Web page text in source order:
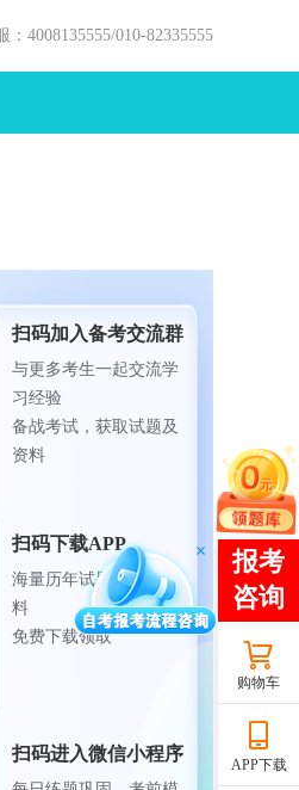
：4008135555/010-82335555
扫码加入备考交流群
与更多考生一起交流学
习经验
备战考试，获取试题及
资料
扫码下载APP
海量历年试题、备考资
料
免费下载领取
扫码进入微信小程序
购物车
APP下载